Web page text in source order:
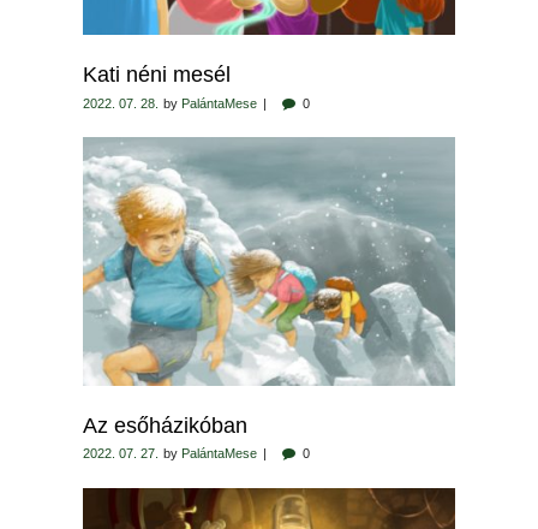
Kati néni mesél
2022. 07. 28. by PalántaMese 0
Az esőházikóban
2022. 07. 27. by PalántaMese 0